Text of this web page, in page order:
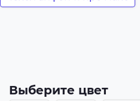
Выберите цвет